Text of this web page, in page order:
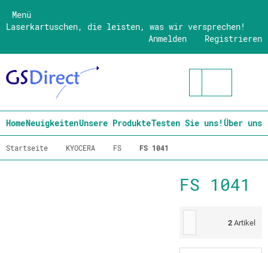
Menü
Laserkartuschen, die leisten, was wir versprechen!
Registrieren
Anmelden
HomeNeuigkeitenUnsere ProdukteTesten Sie uns!Über uns
Startseite KYOCERA FS FS 1041
FS 1041
2 Artikel